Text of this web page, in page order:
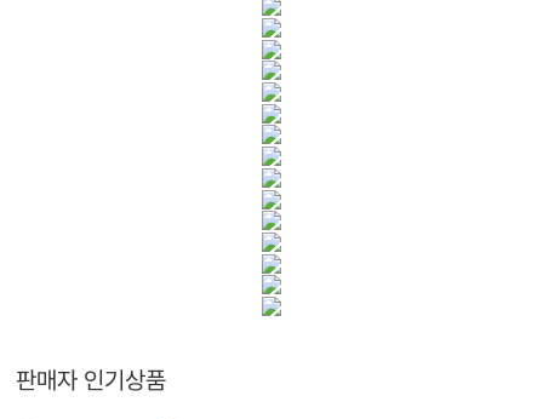
판매자 인기상품